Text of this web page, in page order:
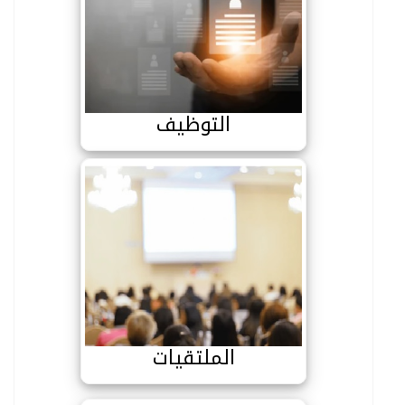
التوظيف
التوظيف
الملتقيات
الملتقيات